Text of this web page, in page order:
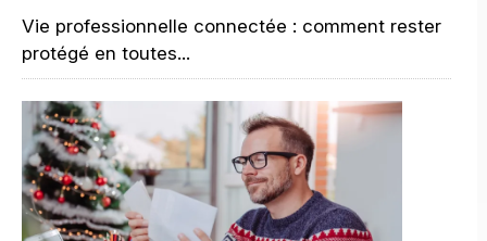
Vie professionnelle connectée : comment rester
protégé en toutes...